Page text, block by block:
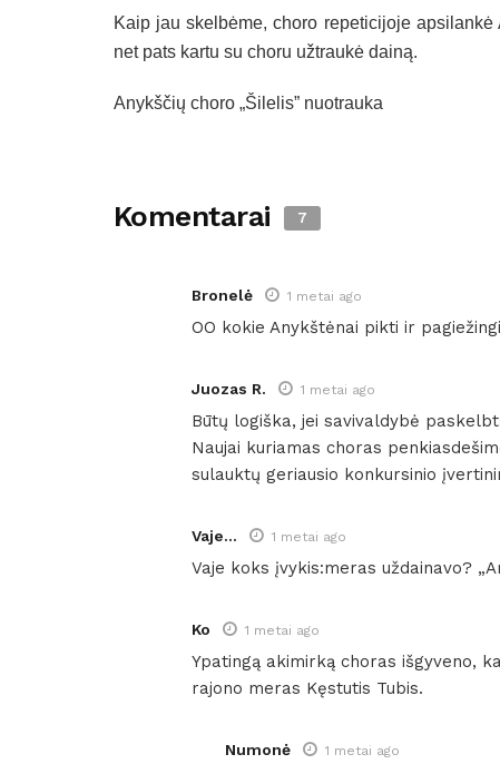
Kaip jau skelbėme, choro repeticijoje
net pats kartu su choru užtraukė dainą.
Anykščių choro „Šilelis” nuotrauka
Komentarai 7
Bronelė 1 metai ago
OO kokie Anykštėnai pikti ir
Juozas R. 1 metai ago
Būtų logiška, jei savivaldybė
Naujai kuriamas choras
sulauktų geriausio konkursinio
Vaje... 1 metai ago
Vaje koks įvykis:meras uždainavo?
Ko 1 metai ago
Ypatingą akimirką choras išgyveno,
rajono meras Kęstutis Tubis.
Numonė 1 metai ago